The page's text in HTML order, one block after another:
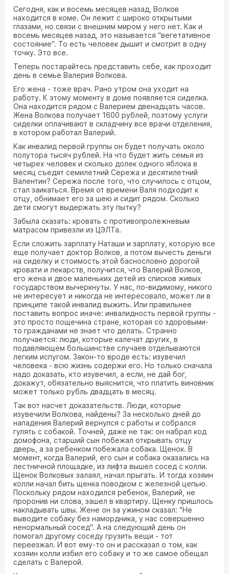
Сегодня, как и восемь месяцев назад, Волков
находится в коме. Он лежит с широко открытыми
глазами, но связи с внешним миром у него нет. Как и
восемь месяцев назад, это называется "вегетативное
состояние". То есть человек дышит и смотрит в одну
точку. Это все.
Теперь постарайтесь представить себе, как проходит
день в семье Валерия Волкова.
Его жена - тоже врач. Рано утром она уходит на
работу. К этому моменту в доме появляется сиделка.
Она находится рядом с Валерием двенадцать часов.
Жена Волкова получает 1600 рублей, поэтому услуги
сиделки оплачивают в складчину все врачи отделения,
в котором работал Валерий.
Как инвалид первой группы он будет получать около
полутора тысяч рублей. На что будет жить семья из
четырех человек и сколько долек одного яблока в
месяц съедят семилетний Сережа и десятилетний
Валентин? Сережа после того, что случилось с отцом,
стал заикаться. Время от времени Валя подходит к
отцу, обнимает его за шею и сидит рядом. Сколько
дети смогут выдержать эту пытку?
Забыла сказать: кровать с противопролежневым
матрасом привезли из ЦЭЛТа.
Если сложить зарплату Наташи и зарплату, которую все
еще получает доктор Волков, а потом вычесть деньги
на сиделку и стоимость этой баснословно дорогой
кровати и лекарств, получится, что Валерий Волков,
его жена и двое маленьких детей из списков живых
государством вычеркнуты. У нас, по-видимому, никого
не интересует и никогда не интересовало, может ли в
принципе такой инвалид выжить. Или правильнее
поставить вопрос иначе: инвалидность первой группы -
это просто пощечина стране, которая со здоровыми-
то гражданами не знает что делать. Странно
получается: люди, которые калечат других, в
подавляющем большинстве случаев отделываются
легким испугом. Закон-то вроде есть: изувечил
человека - всю жизнь содержи его. Но только сначала
надо доказать, кто изувечил, а если, не дай бог,
докажут, обязательно выяснится, что платить виновник
может только рубль двадцать в месяц.
Так вот насчет доказательств. Люди, которые
изувечили Волкова, найдены? За несколько дней до
нападения Валерий вернулся с работы и собрался
гулять с собакой. Точней, даже не так: он набрал код
домофона, старший сын побежал открывать отцу
дверь, а за ребенком побежала собака. Щенок. В
момент, когда Валерий, его сын и собака оказались на
лестничной площадке, из лифта вышел сосед с колли.
Щенок Волковых залаял, начал прыгать. И тогда хозяин
колли начал бить щенка поводком с железной цепью.
Поскольку рядом находился ребенок, Валерий, не
проронив ни слова, зашел в квартиру. Щенку пришлось
накладывать швы. Жене он за ужином сказал: "Не
выводите собаку без намордника, у нас совершенно
ненормальный сосед". А на следующий день он
помогал другому соседу грузить вещи - тот
переезжал. И вот ему-то он и рассказал о том, как
хозяин колли избил его собаку и то же самое обещал
сделать с Валерой.